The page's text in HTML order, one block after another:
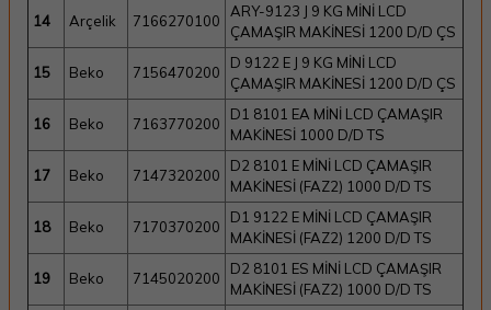
14 Arçelik 7166270100
ARY-9123 J 9 KG MİNİ LCD
ÇAMAŞIR MAKİNESİ 1200 D/D ÇS
15 Beko 7156470200
D 9122 E J 9 KG MİNİ LCD
ÇAMAŞIR MAKİNESİ 1200 D/D ÇS
16 Beko 7163770200
D1 8101 EA MİNİ LCD ÇAMAŞIR
MAKİNESİ 1000 D/D TS
17 Beko 7147320200
D2 8101 E MİNİ LCD ÇAMAŞIR
MAKİNESİ (FAZ2) 1000 D/D TS
18 Beko 7170370200
D1 9122 E MİNİ LCD ÇAMAŞIR
MAKİNESİ (FAZ2) 1200 D/D TS
19 Beko 7145020200
D2 8101 ES MİNİ LCD ÇAMAŞIR
MAKİNESİ (FAZ2) 1000 D/D TS